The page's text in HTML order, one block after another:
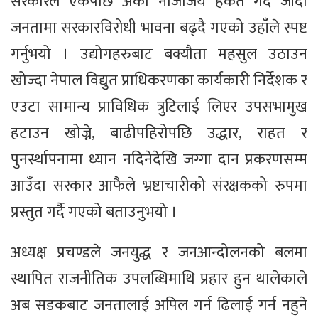
जनतामा सरकारविरोधी भावना बढ्दै गएको उहाँले स्पष्ट
गर्नुभयो । उद्योगहरुबाट बक्यौता महसुल उठाउन
खोज्दा नेपाल विद्युत प्राधिकरणका कार्यकारी निर्देशक र
एउटा सामान्य प्राविधिक त्रुटिलाई लिएर उपसभामुख
हटाउन खोज्ने, बाढीपहिरोपछि उद्धार, राहत र
पुनर्स्थापनामा ध्यान नदिनेदेखि जग्गा दान प्रकरणसम्म
आउँदा सरकार आफैले भ्रष्टाचारीको संरक्षकको रुपमा
प्रस्तुत गर्दै गएको बताउनुभयो ।
अध्यक्ष प्रचण्डले जनयुद्ध र जनआन्दोलनको बलमा
स्थापित राजनीतिक उपलब्धिमाथि प्रहार हुन थालेकाले
अब सडकबाट जनतालाई अपिल गर्न ढिलाई गर्न नहुने